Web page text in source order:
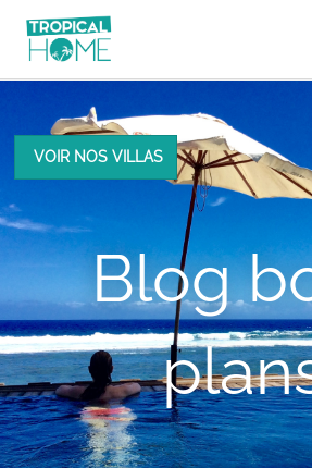
VOIR NOS VILLAS
Blog